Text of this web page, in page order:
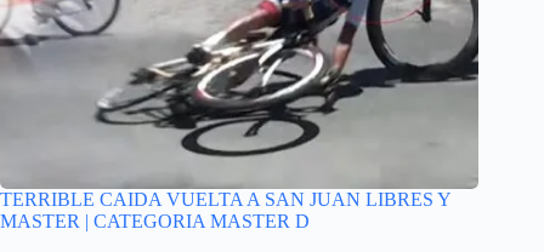
TERRIBLE CAIDA VUELTA A SAN JUAN LIBRES Y
MASTER | CATEGORIA MASTER D